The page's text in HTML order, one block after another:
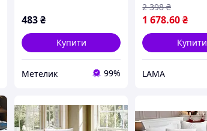
483₴
Купити
Метелик 99%
1 678.60₴
2 398 ₴
Купити
LAMA